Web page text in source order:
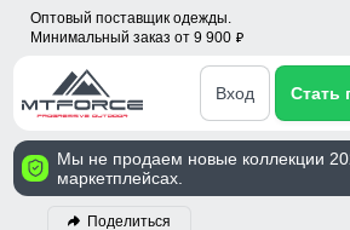
Оптовый поставщик одежды.
Минимальный заказ от 9 900 p
Вход Стать
Мы не продаем новые коллекции
маркетплейсах.
Поделиться